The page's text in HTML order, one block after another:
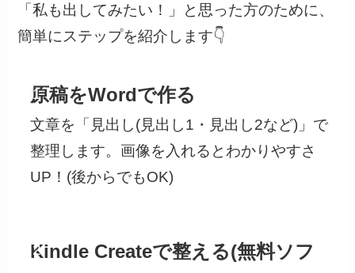
「私も出してみたい！」と思った方のために、
簡単にステップを紹介します👇
1
原稿をWordで作る
文章を「見出し(見出し1・見出し2など)」で
整理します。画像を入れるとわかりやすさ
UP！(後からでもOK)
2
Kindle Createで整える(無料ソフ